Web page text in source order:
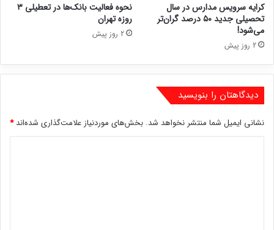
کرایه سرویس مدارس در سال
تحصیلی جدید ۵۰ درصد گران‌تر
می‌شود!
2 روز پیش
نحوه فعالیت بانک‌ها در تعطیلی ۳
روزه تهران
2 روز پیش
دیدگاهتان را بنویسید
نشانی ایمیل شما منتشر نخواهد شد. بخش‌های موردنیاز علامت‌گذاری شده‌اند*